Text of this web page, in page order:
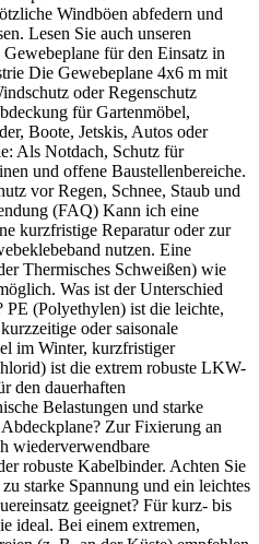
Windböen abfedern und
Lesen Sie auch unseren
für den Einsatz in
Die Gewebeplane 4x6 m mit
oder Regenschutz
für Gartenmöbel,
Boote, Jetskis, Autos oder
Als Notdach, Schutz für
und offene Baustellenbereiche.
vor Regen, Schnee, Staub und
(FAQ) Kann ich eine
kurzfristige Reparatur oder zur
nutzen. Eine
Thermisches Schweißen) wie
Was ist der Unterschied
(Polyethylen) ist die leichte,
oder saisonale
im Winter, kurzfristiger
ist die extrem robuste LKW-
den dauerhaften
Belastungen und starke
Zur Fixierung an
wiederverwendbare
robuste Kabelbinder. Achten Sie
starke Spannung und ein leichtes
geeignet? Für kurz- bis
ideal. Bei einem extremen,